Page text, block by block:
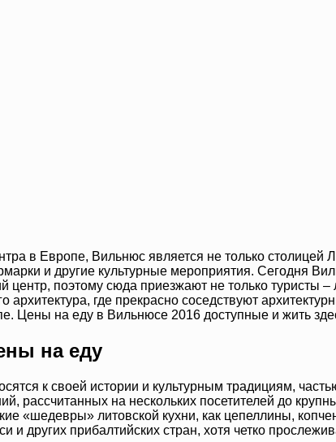
в Европе, Вильнюс является не только
и другие культурные мероприятия. Сегодня
поэтому сюда приезжают не только туристы
архитектура, где прекрасно соседствуют
Цены на еду в Вильнюсе 2016 доступные и жить
на еду
к своей истории и культурным традициям,
рассчитанных на нескольких посетителей до
«шедевры» литовской кухни, как цепеллины,
других прибалтийских стран, хотя четко